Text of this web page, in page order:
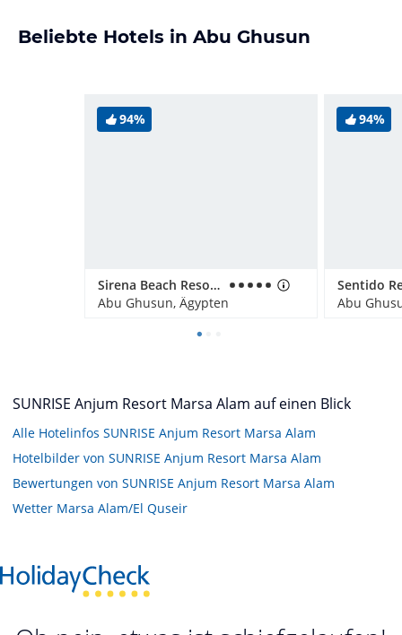
Beliebte Hotels in Abu Ghusun
94%
Sirena Beach Resort & Spa
Abu Ghusun, Ägypten
94%
Abu
SUNRISE Anjum Resort Marsa Alam auf einen Blick
Alle Hotelinfos SUNRISE Anjum Resort Marsa Alam
Hotelbilder von SUNRISE Anjum Resort Marsa Alam
Bewertungen von SUNRISE Anjum Resort Marsa Alam
Wetter Marsa Alam/El Quseir